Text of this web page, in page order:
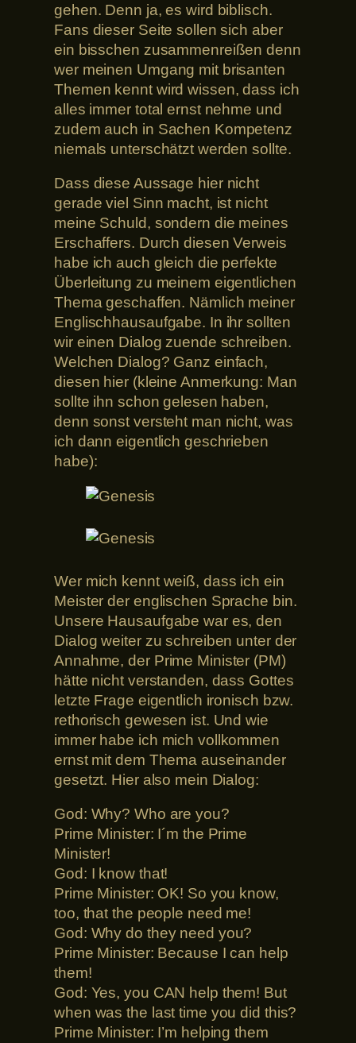
gehen. Denn ja, es wird biblisch.
Fans dieser Seite sollen sich aber
ein bisschen zusammenreißen denn
wer meinen Umgang mit brisanten
Themen kennt wird wissen, dass ich
alles immer total ernst nehme und
zudem auch in Sachen Kompetenz
niemals unterschätzt werden sollte.
Dass diese Aussage hier nicht
gerade viel Sinn macht, ist nicht
meine Schuld, sondern die meines
Erschaffers. Durch diesen Verweis
habe ich auch gleich die perfekte
Überleitung zu meinem eigentlichen
Thema geschaffen. Nämlich meiner
Englischhausaufgabe. In ihr sollten
wir einen Dialog zuende schreiben.
Welchen Dialog? Ganz einfach,
diesen hier (kleine Anmerkung: Man
sollte ihn schon gelesen haben,
denn sonst versteht man nicht, was
ich dann eigentlich geschrieben
habe):
Wer mich kennt weiß, dass ich ein
Meister der englischen Sprache bin.
Unsere Hausaufgabe war es, den
Dialog weiter zu schreiben unter der
Annahme, der Prime Minister (PM)
hätte nicht verstanden, dass Gottes
letzte Frage eigentlich ironisch bzw.
rethorisch gewesen ist. Und wie
immer habe ich mich vollkommen
ernst mit dem Thema auseinander
gesetzt. Hier also mein Dialog:
God: Why? Who are you?
Prime Minister: I´m the Prime
Minister!
God: I know that!
Prime Minister: OK! So you know,
too, that the people need me!
God: Why do they need you?
Prime Minister: Because I can help
them!
God: Yes, you CAN help them! But
when was the last time you did this?
Prime Minister: I’m helping them